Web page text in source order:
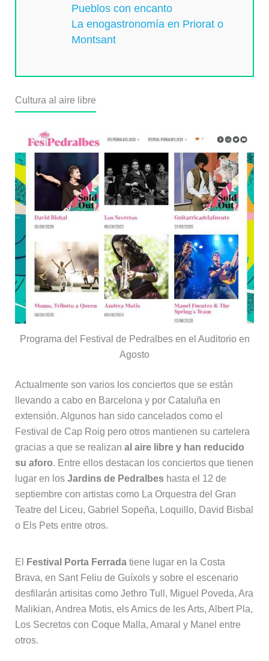
Pueblos con encanto
La enogastronomía en Priorat o
Montsant
Cultura al aire libre
Programa del Festival de Pedralbes en el Auditorio en
Agosto
Actualmente son varios los conciertos que se están
llevando a cabo en Barcelona y por Cataluña en
extensión. Algunos han sido cancelados como el
Festival de Cap Roig pero otros mantienen su cartelera
gracias a que se realizan al aire libre y han reducido
su aforo. Entre ellos destacan los conciertos que tienen
lugar en los Jardins de Pedralbeshasta el 12 de
septiembre con artistas como La Orquestra del Gran
Teatre del Liceu, Gabriel Sopeña, Loquillo, David Bisbal
o Els Pets entre otros.
El Festival Porta Ferradatiene lugar en la Costa
Brava, en Sant Feliu de Guíxols y sobre el escenario
desfilarán artisitas como Jethro Tull, Miguel Poveda, Ara
Malikian, Andrea Motis, els Amics de les Arts, Albert Pla,
Los Secretos con Coque Malla, Amaral y Manel entre
otros.